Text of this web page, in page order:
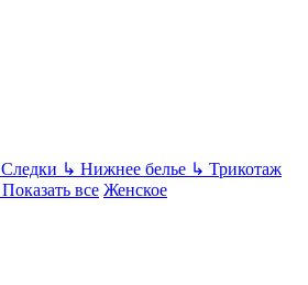
Следки ↳ Нижнее белье ↳ Трикотаж
Показать все Женское